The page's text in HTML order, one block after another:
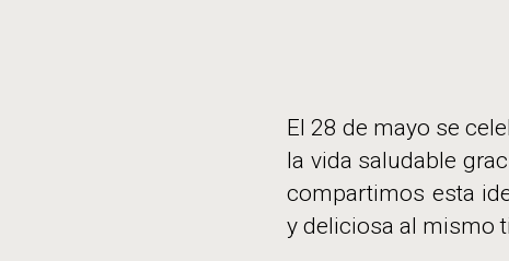
El 28 de mayo se
la vida saludable
compartimos esta
y deliciosa al mismo